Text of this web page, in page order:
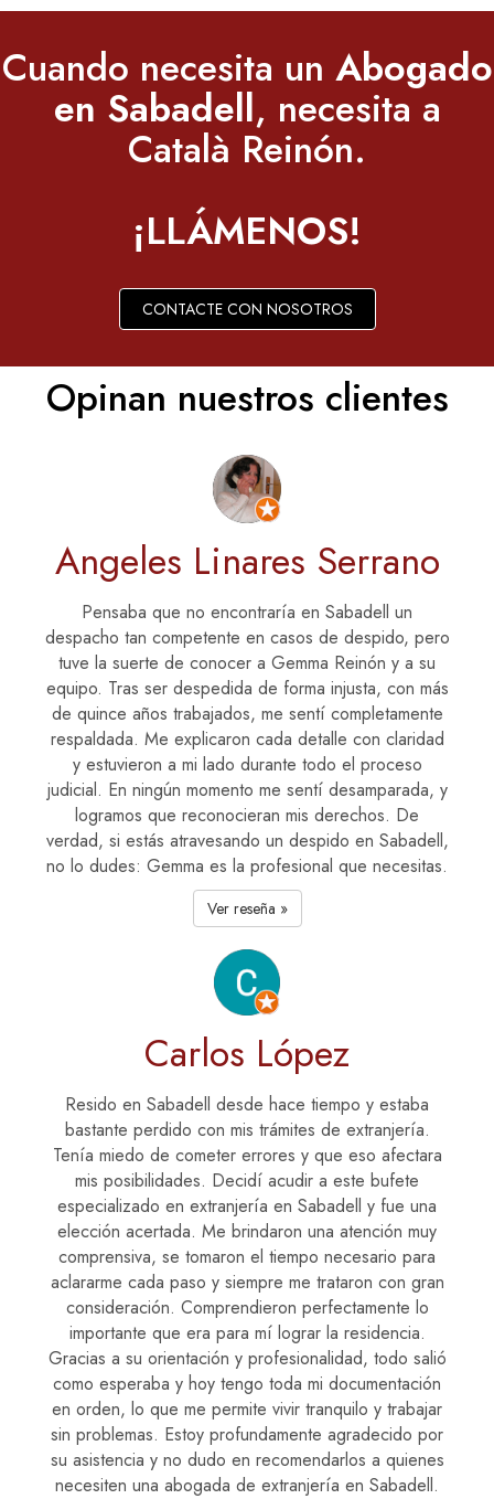
Cuando necesita un Abogado
en Sabadell, necesita a
Català Reinón.
¡LLÁMENOS!
CONTACTE CON NOSOTROS
Opinan nuestros clientes
Angeles Linares Serrano
Pensaba que no encontraría en Sabadell un
despacho tan competente en casos de despido, pero
tuve la suerte de conocer a Gemma Reinón y a su
equipo. Tras ser despedida de forma injusta, con más
de quince años trabajados, me sentí completamente
respaldada. Me explicaron cada detalle con claridad
y estuvieron a mi lado durante todo el proceso
judicial. En ningún momento me sentí desamparada, y
logramos que reconocieran mis derechos. De
verdad, si estás atravesando un despido en Sabadell,
no lo dudes: Gemma es la profesional que necesitas.
Ver reseña »
Carlos López
Resido en Sabadell desde hace tiempo y estaba
bastante perdido con mis trámites de extranjería.
Tenía miedo de cometer errores y que eso afectara
mis posibilidades. Decidí acudir a este bufete
especializado en extranjería en Sabadell y fue una
elección acertada. Me brindaron una atención muy
comprensiva, se tomaron el tiempo necesario para
aclararme cada paso y siempre me trataron con gran
consideración. Comprendieron perfectamente lo
importante que era para mí lograr la residencia.
Gracias a su orientación y profesionalidad, todo salió
como esperaba y hoy tengo toda mi documentación
en orden, lo que me permite vivir tranquilo y trabajar
sin problemas. Estoy profundamente agradecido por
su asistencia y no dudo en recomendarlos a quienes
necesiten una abogada de extranjería en Sabadell.